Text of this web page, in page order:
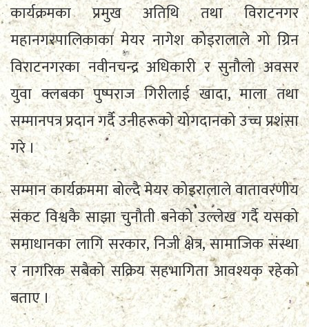
कार्यक्रमका प्रमुख अतिथि तथा विराटनगर
महानगरपालिकाका मेयर नागेश कोइरालाले गो ग्रिन
विराटनगरका नवीनचन्द्र अधिकारी र सुनौलो अवसर
युवा क्लबका पुष्पराज गिरीलाई खादा, माला तथा
सम्मानपत्र प्रदान गर्दै उनीहरूको योगदानको उच्च प्रशंसा
गरे ।
सम्मान कार्यक्रममा बोल्दै मेयर कोइरालाले वातावरणीय
संकट विश्वकै साझा चुनौती बनेको उल्लेख गर्दै यसको
समाधानका लागि सरकार, निजी क्षेत्र, सामाजिक संस्था
र नागरिक सबैको सक्रिय सहभागिता आवश्यक रहेको
बताए ।